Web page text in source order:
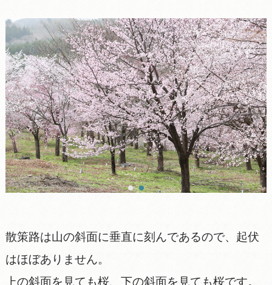
散策路は山の斜面に垂直に刻んであるので、起伏
はほぼありません。
上の斜面を見ても桜、下の斜面を見ても桜です。